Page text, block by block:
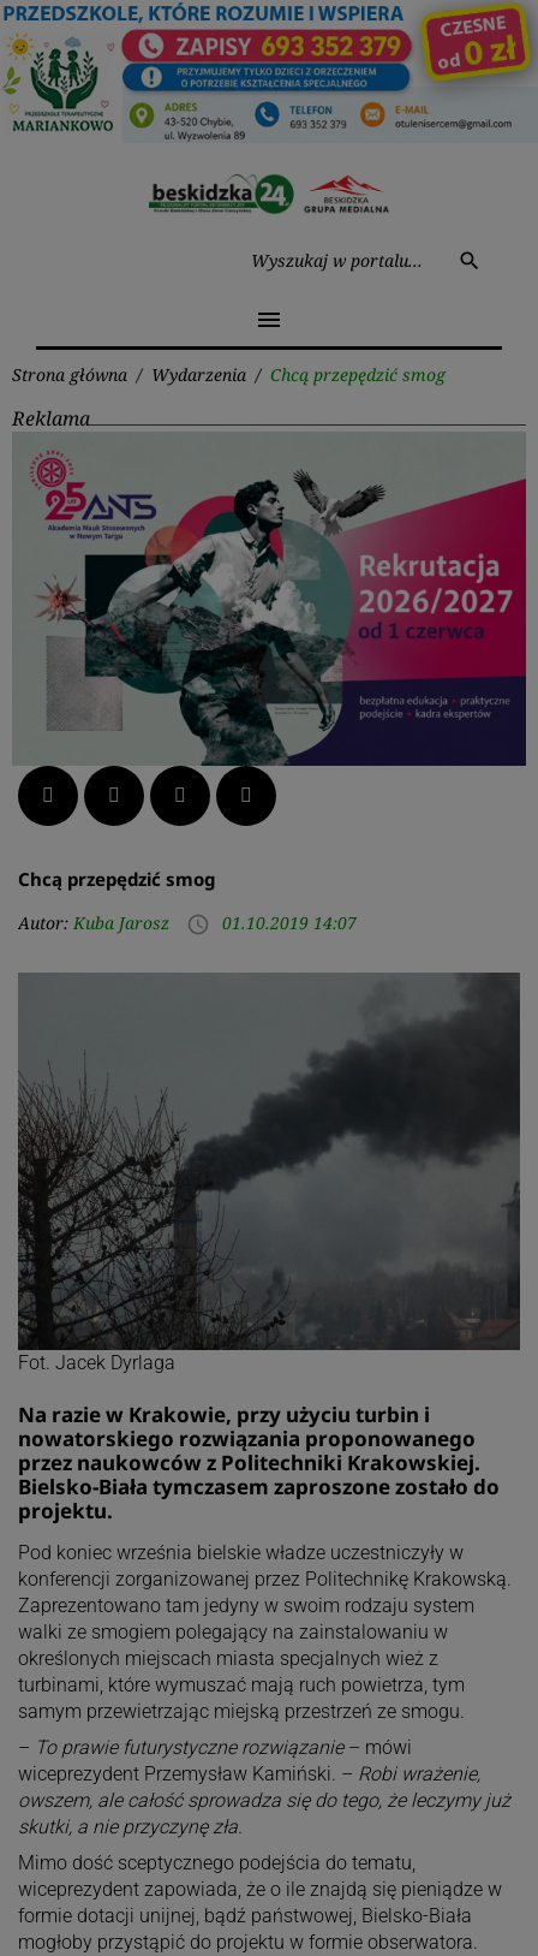
Przejdź
do
treści
search
menu
Strona główna / Wydarzenia / Chcą przepędzić smog
Reklama
Facebook Twitter LinkedIn Pinterest
Chcą przepędzić smog
Autor: Kuba Jarosz access_time 01.10.2019 14:07
Fot. Jacek Dyrlaga
Na razie w Krakowie, przy użyciu turbin i
nowatorskiego rozwiązania proponowanego
przez naukowców z Politechniki Krakowskiej.
Bielsko-Biała tymczasem zaproszone zostało do
projektu.
Pod koniec września bielskie władze uczestniczyły w
konferencji zorganizowanej przez Politechnikę Krakowską.
Zaprezentowano tam jedyny w swoim rodzaju system
walki ze smogiem polegający na zainstalowaniu w
określonych miejscach miasta specjalnych wież z
turbinami, które wymuszać mają ruch powietrza, tym
samym przewietrzając miejską przestrzeń ze smogu.
– To prawie futurystyczne rozwiązanie– mówi
wiceprezydent Przemysław Kamiński. – Robi wrażenie,
owszem, ale całość sprowadza się do tego, że leczymy już
skutki, a nie przyczynę zła.
Mimo dość sceptycznego podejścia do tematu,
wiceprezydent zapowiada, że o ile znajdą się pieniądze w
formie dotacji unijnej, bądź państwowej, Bielsko-Biała
mogłoby przystąpić do projektu w formie obserwatora.